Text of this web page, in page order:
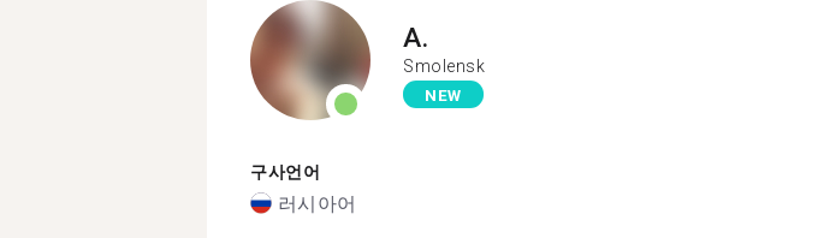
A.
Smolensk
NEW
구사언어
러시아어